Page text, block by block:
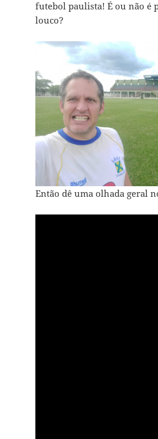
futebol paulista! É ou não é
louco?
Então dê uma olhada geral